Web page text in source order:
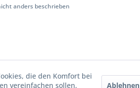
anders beschrieben
die den Komfort bei
vereinfachen sollen,
Ablehnen